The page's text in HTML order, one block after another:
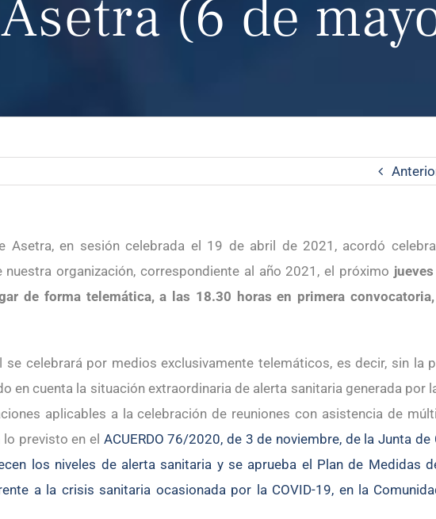
Asetra (6 de
Asetra, en sesión celebrada el 19 de abril de 2021, acordó
organización, correspondiente al año 2021, el próximo
de forma telemática, a las 18.30 horas en primera
se celebrará por medios exclusivamente telemáticos, es decir, sin la
en cuenta la situación extraordinaria de alerta sanitaria generada por
aplicables a la celebración de reuniones con asistencia de
previsto en el ACUERDO 76/2020, de 3 de noviembre, de la Junta de
los niveles de alerta sanitaria y se aprueba el Plan de Medidas
a la crisis sanitaria ocasionada por la COVID-19, en la